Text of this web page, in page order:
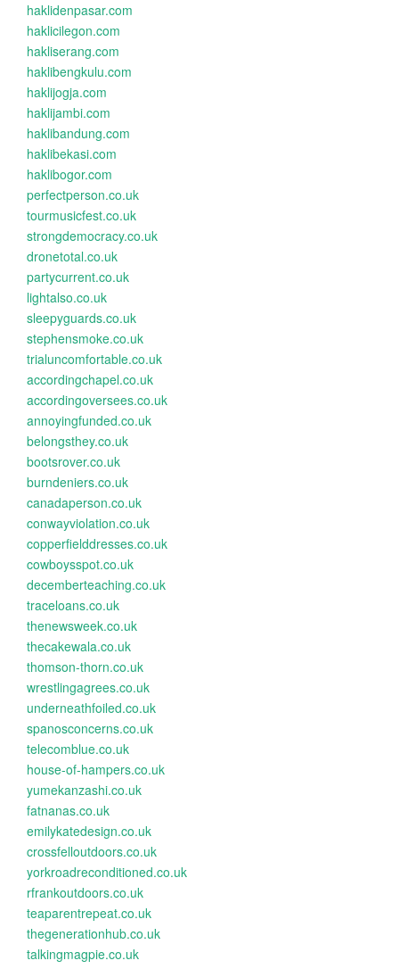
haklidenpasar.com
haklicilegon.com
hakliserang.com
haklibengkulu.com
haklijogja.com
haklijambi.com
haklibandung.com
haklibekasi.com
haklibogor.com
perfectperson.co.uk
tourmusicfest.co.uk
strongdemocracy.co.uk
dronetotal.co.uk
partycurrent.co.uk
lightalso.co.uk
sleepyguards.co.uk
stephensmoke.co.uk
trialuncomfortable.co.uk
accordingchapel.co.uk
accordingoversees.co.uk
annoyingfunded.co.uk
belongsthey.co.uk
bootsrover.co.uk
burndeniers.co.uk
canadaperson.co.uk
conwayviolation.co.uk
copperfielddresses.co.uk
cowboysspot.co.uk
decemberteaching.co.uk
traceloans.co.uk
thenewsweek.co.uk
thecakewala.co.uk
thomson-thorn.co.uk
wrestlingagrees.co.uk
underneathfoiled.co.uk
spanosconcerns.co.uk
telecomblue.co.uk
house-of-hampers.co.uk
yumekanzashi.co.uk
fatnanas.co.uk
emilykatedesign.co.uk
crossfelloutdoors.co.uk
yorkroadreconditioned.co.uk
rfrankoutdoors.co.uk
teaparentrepeat.co.uk
thegenerationhub.co.uk
talkingmagpie.co.uk